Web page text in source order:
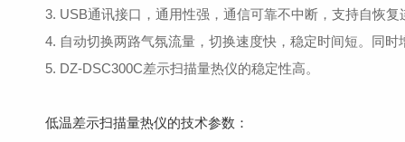
3. USB通讯接口，通用性强，通信可靠不中断，支持自恢复
4. 自动切换两路气氛流量，切换速度快，稳定时间短。同时
5. DZ-DSC300C差示扫描量热仪的稳定性高。
低温差示扫描量热仪的技术参数：